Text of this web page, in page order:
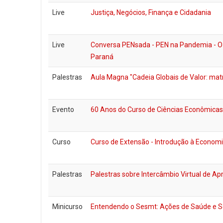
Live Justiça, Negócios, Finança e Cidadania
Live
Conversa PENsada - PEN na Pandemia -
Paraná
Palestras Aula Magna "Cadeia Globais de Valor:
Evento 60 Anos do Curso de Ciências
Curso Curso de Extensão - Introdução à
Palestras Palestras sobre Intercâmbio Virtual de
Minicurso Entendendo o Sesmt: Ações de Saúde e